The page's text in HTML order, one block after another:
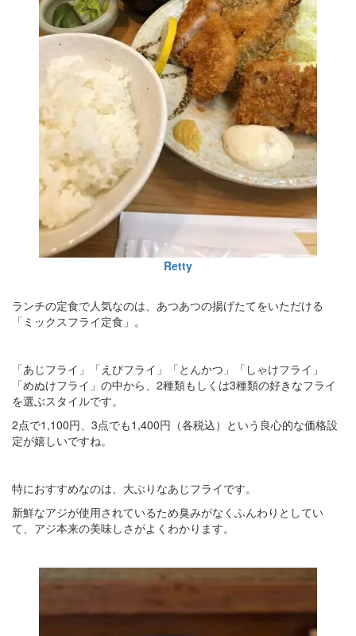
Retty
ランチの定食で人気なのは、あつあつの揚げたてをいただける
「ミックスフライ定食」。
「あじフライ」「えびフライ」「とんかつ」「しゃけフライ」
「めぬけフライ」の中から、2種類もしくは3種類の好きなフライ
を選ぶスタイルです。
2点で1,100円、3点でも1,400円（各税込）という良心的な価格設
定が嬉しいですね。
特におすすめなのは、大ぶりなあじフライです。
新鮮なアジが使用されているため臭みがなくふんわりとしてい
て、アジ本来の美味しさがよくわかります。